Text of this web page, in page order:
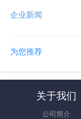
企业新闻
为您推荐
关于我们
公司简介